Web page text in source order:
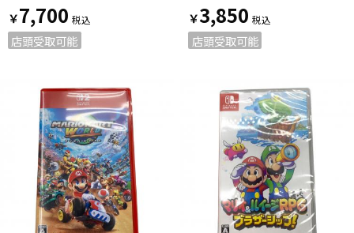
￥7,700
店頭受取可能
￥3,850
店頭受取可能